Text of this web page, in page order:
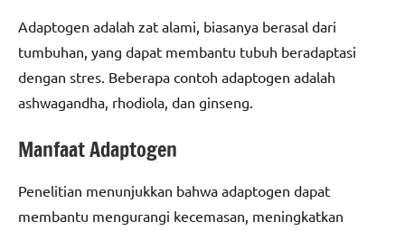
Adaptogen adalah zat alami, biasanya berasal dari
tumbuhan, yang dapat membantu tubuh beradaptasi
dengan stres. Beberapa contoh adaptogen adalah
ashwagandha, rhodiola, dan ginseng.
Manfaat Adaptogen
Penelitian menunjukkan bahwa adaptogen dapat
membantu mengurangi kecemasan, meningkatkan